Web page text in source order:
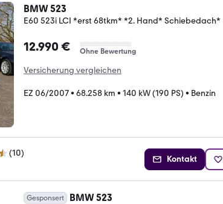
BMW 523
E60 523i LCI *erst 68tkm* *2. Hand* Schiebedach*
12.990 € Ohne Bewertung
Versicherung vergleichen
EZ 06/2007• 68.258 km • 140 kW (190 PS) • Benzin
(10)
Kontakt
Gesponsert BMW 523